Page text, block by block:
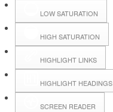
LOW SATURATION
HIGH SATURATION
HIGHLIGHT LINKS
HIGHLIGHT HEADINGS
SCREEN READER